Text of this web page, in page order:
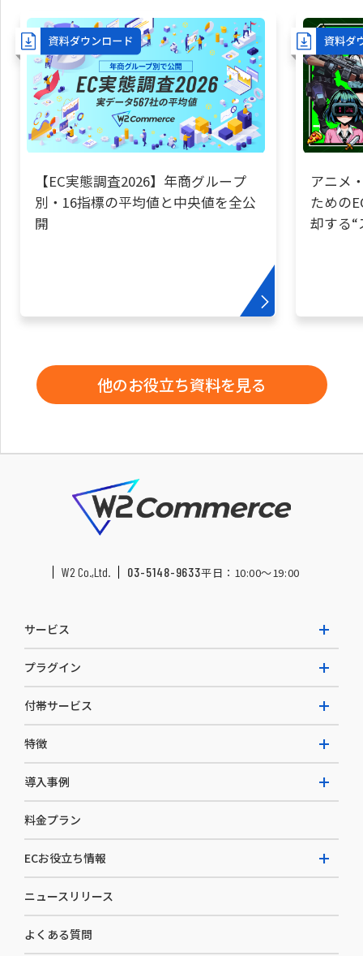
【EC実態調査2026】年商グループ
別・16指標の平均値と中央値を全公
開
アニメ
ための
却する
他のお役立ち資料を見る
W2 Co.,Ltd. 03-5148-9633平日：10:00〜19:00
サービス
W2 Commerce Repeat
W2 Commerce BtoB
W2 Commerce Asia
プラグイン
AI buddy
付帯サービス
EC運用構築支援・運用支援
カスタマーサクセス
セキュリティ
デザイン制作
コンサルティング
特徴
選ばれる理由
開発体制
導入事例
導入企業一覧
料金プラン
ECお役立ち情報
お役立ち資料
ニュースリリース
よくある質問